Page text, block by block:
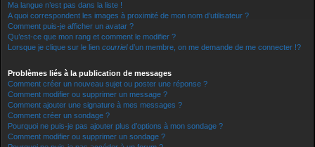
Ma langue n’est pas dans la liste !
A quoi correspondent les images à proximité de mon nom d’utilisateur ?
Comment puis-je afficher un avatar ?
Qu’est-ce que mon rang et comment le modifier ?
Lorsque je clique sur le lien courrield’un membre, on me demande de me connecter !?
Problèmes liés à la publication de messages
Comment créer un nouveau sujet ou poster une réponse ?
Comment modifier ou supprimer un message ?
Comment ajouter une signature à mes messages ?
Comment créer un sondage ?
Pourquoi ne puis-je pas ajouter plus d’options à mon sondage ?
Comment modifier ou supprimer un sondage ?